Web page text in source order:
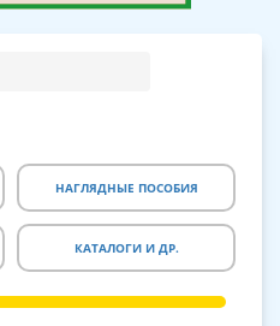
НАГЛЯДНЫЕ ПОСОБИЯ
КАТАЛОГИ И ДР.